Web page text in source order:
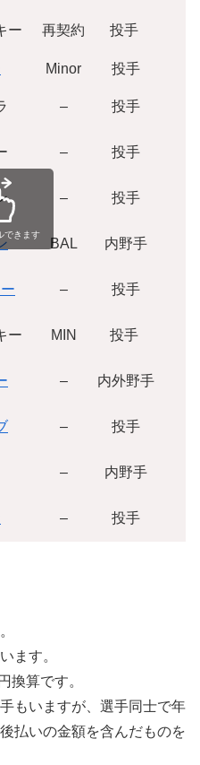
ー 再契約 投手
Minor 投手
– 投手
– 投手
– 投手
BAL 内野手
– 投手
ー MIN 投手
– 内外野手
– 投手
– 内野手
– 投手
できます
ます。
換算です。
もいますが、選手同士で年
払いの金額を含んだものを